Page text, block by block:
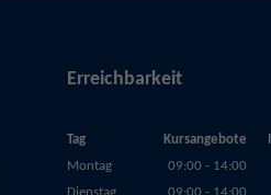
Erreichbarkeit
Tag Kursangebote
Montag
09:00 - 14:00